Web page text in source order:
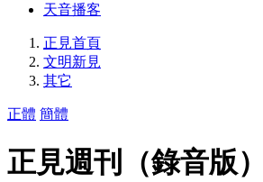
天音播客
正見首頁
文明新見
其它
正體 簡體
正見週刊（錄音版